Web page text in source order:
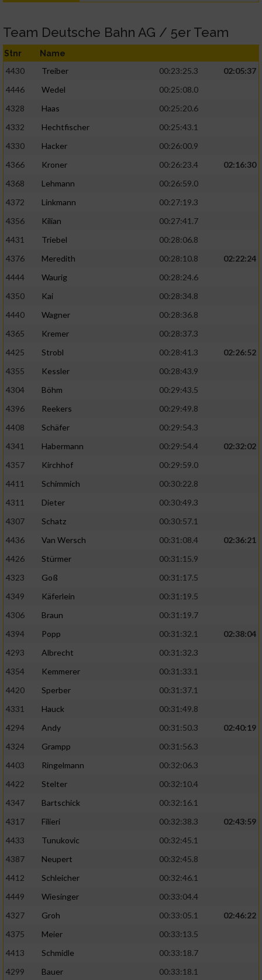
Team Deutsche Bahn AG / 5er Team
Stnr Name
4430 Treiber 00:23:25.3
02:05:37
4446
Wedel
00:25:08.0
4328
Haas
00:25:20.6
4332
Hechtfischer
00:25:43.1
4330
Hacker
00:26:00.9
4366
Kroner 00:26:23.4
02:16:30
4368
Lehmann
00:26:59.0
4372
Linkmann
00:27:19.3
4356
Kilian
00:27:41.7
4431
Triebel
00:28:06.8
4376
Meredith 00:28:10.8
02:22:24
4444
Waurig
00:28:24.6
4350
Kai
00:28:34.8
4440
Wagner
00:28:36.8
4365
Kremer
00:28:37.3
4425
Strobl 00:28:41.3
02:26:52
4355
Kessler
00:28:43.9
4304
Böhm
00:29:43.5
4396
Reekers
00:29:49.8
4408
Schäfer
00:29:54.3
4341
Habermann 00:29:54.4
02:32:02
4357
Kirchhof
00:29:59.0
4411
Schimmich
00:30:22.8
4311
Dieter
00:30:49.3
4307
Schatz
00:30:57.1
4436
Van Wersch 00:31:08.4
02:36:21
4426
Stürmer
00:31:15.9
4323
Goß
00:31:17.5
4349
Käferlein
00:31:19.5
4306
Braun
00:31:19.7
4394
Popp 00:31:32.1
02:38:04
4293
Albrecht
00:31:32.3
4354
Kemmerer
00:31:33.1
4420
Sperber
00:31:37.1
4331
Hauck
00:31:49.8
4294
Andy 00:31:50.3
02:40:19
4324
Grampp
00:31:56.3
4403
Ringelmann
00:32:06.3
4422
Stelter
00:32:10.4
4347
Bartschick
00:32:16.1
4317
Filieri 00:32:38.3
02:43:59
4433
Tunukovic
00:32:45.1
4387
Neupert
00:32:45.8
4412
Schleicher
00:32:46.1
4449
Wiesinger
00:33:04.4
4327
Groh 00:33:05.1
02:46:22
4375
Meier
00:33:13.5
4413
Schmidle
00:33:18.7
4299
Bauer 00:33:18.1